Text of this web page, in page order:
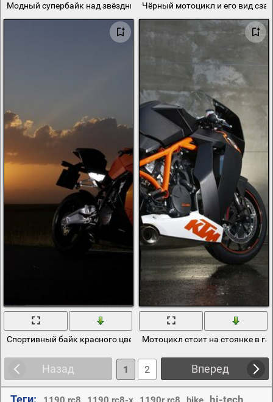
Модный супербайк над звёздным небомЧёрный мотоцикл и его вид
Спортивный байк красного цвета на закатеМотоцикл стоит на стоянке в
Назад Вперед
1 2
Теги: hi-tech